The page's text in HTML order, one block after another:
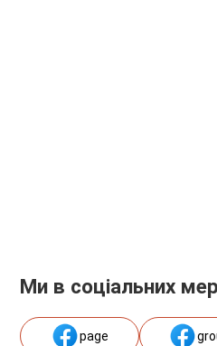
Ми в соціальних
page